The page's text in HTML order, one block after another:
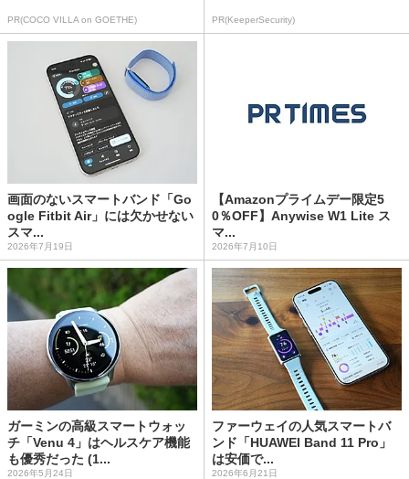
PR(COCO VILLA on GOETHE) PR(KeeperSecurity)
画面のないスマートバンド「Go
ogle Fitbit Air」には欠かせない
スマ...
2026年7月19日
【Amazonプライムデー限定5
0％OFF】Anywise W1 Lite ス
マ...
2026年7月10日
ガーミンの高級スマートウォッ
チ「Venu 4」はヘルスケア機能
も優秀だった (1...
2026年5月24日
ファーウェイの人気スマートバ
ンド「HUAWEI Band 11 Pro」
は安価で...
2026年6月21日